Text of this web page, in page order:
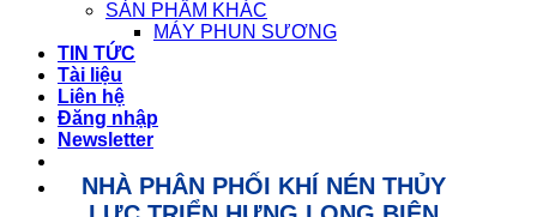
SẢN PHẨM KHÁC
MÁY PHUN SƯƠNG
TIN TỨC
Tài liệu
Liên hệ
Đăng nhập
Newsletter
NHÀ PHÂN PHỐI KHÍ NÉN THỦY